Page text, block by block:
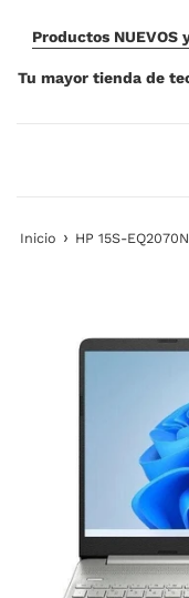
Productos NUEVOS
Tu mayor tienda de
Inicio › HP 15S-